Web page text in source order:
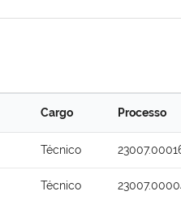
Cargo Processo
Técnico
Técnico